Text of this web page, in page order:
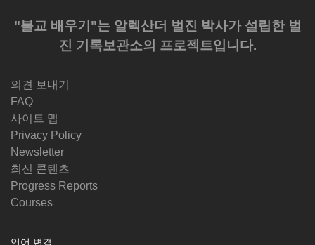
"불교 배우기"는 알렉산더 벌진 박사가 설립한 벌
진 기록보관소의 프로젝트입니다.
의견 보내기
FAQ
사이트 맵
Privacy Policy
Newsletter
최신 콘텐츠
Progress Reports
Courses
언어 변경